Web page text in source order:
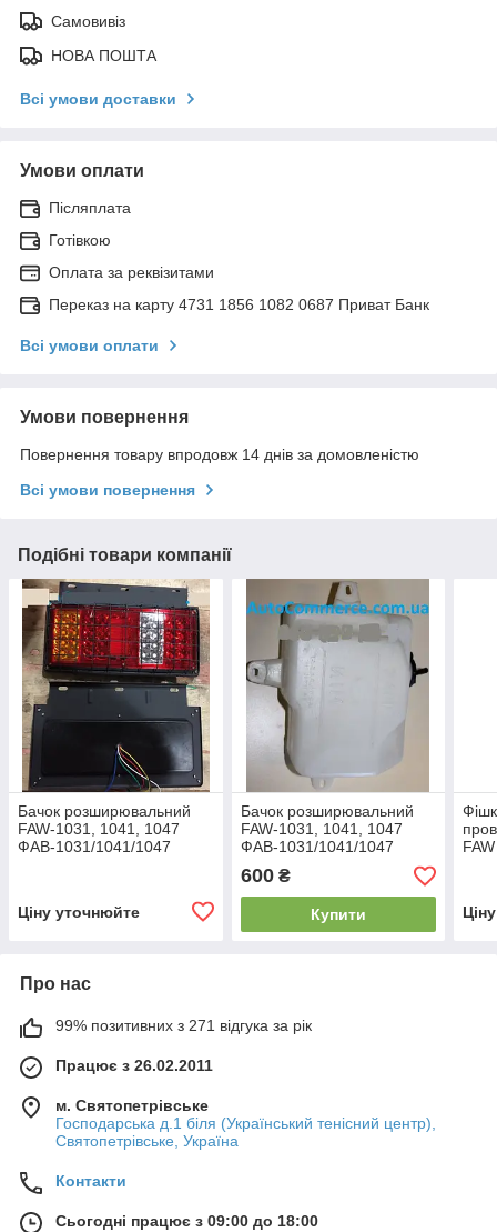
Самовивіз
НОВА ПОШТА
Всі умови доставки
Умови оплати
Післяплата
Готівкою
Оплата за реквізитами
Переказ на карту 4731 1856 1082 0687 Приват Банк
Всі умови оплати
Умови повернення
Повернення товару впродовж 14 днів за домовленістю
Всі умови повернення
Подібні товари компанії
Бачок розширювальний
FAW-1031, 1041, 1047
ФАВ-1031/1041/1047
Ціну уточнюйте
Бачок розширювальний
FAW-1031, 1041, 1047
ФАВ-1031/1041/1047
(1311012-Q3)
600₴
Купити
Про нас
99% позитивних з 271 відгука за рік
Працює з 26.02.2011
м. Святопетрівське
Господарська д.1 біля (Український тенісний центр),
Святопетрівське, Україна
Контакти
Сьогодні працює з 09:00 до 18:00